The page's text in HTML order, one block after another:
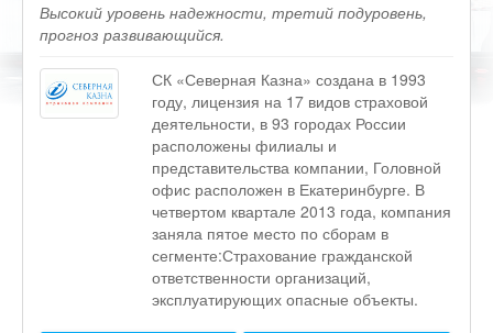
Высокий уровень надежности, третий подуровень,
прогноз развивающийся.
СК «Северная Казна» создана в 1993
году, лицензия на 17 видов страховой
деятельности, в 93 городах России
расположены филиалы и
представительства компании, Головной
офис расположен в Екатеринбурге. В
четвертом квартале 2013 года, компания
заняла пятое место по сборам в
сегменте:Страхование гражданской
ответственности организаций,
эксплуатирующих опасные объекты.